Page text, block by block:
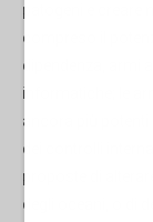
patogeni e creare
compreso il
dipendenza, armi
informatiche; le
ancora più potenti
dei controlli
proposte di
degli oceani, o di